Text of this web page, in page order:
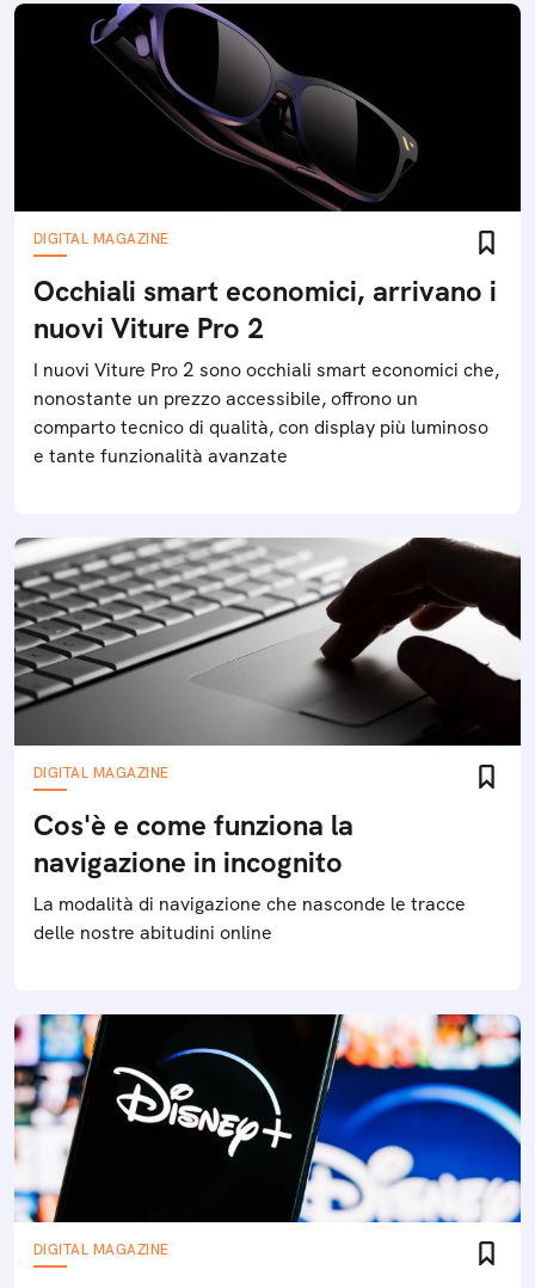
DIGITAL MAGAZINE
Occhiali smart economici, arrivano i
nuovi Viture Pro 2
I nuovi Viture Pro 2 sono occhiali smart economici che,
nonostante un prezzo accessibile, offrono un
comparto tecnico di qualità, con display più luminoso
e tante funzionalità avanzate
DIGITAL MAGAZINE
Cos'è e come funziona la
navigazione in incognito
La modalità di navigazione che nasconde le tracce
delle nostre abitudini online
DIGITAL MAGAZINE